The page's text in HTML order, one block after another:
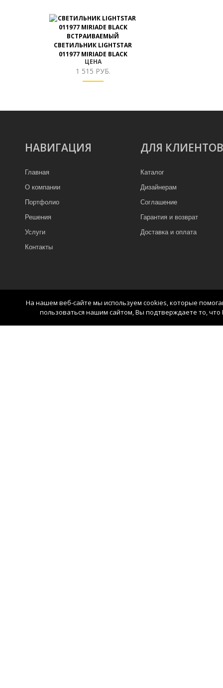
ВСТРАИВАЕМЫЙ
СВЕТИЛЬНИК LIGHTSTAR
011977 MIRIADE BLACK
ЦЕНА
1 515 РУБ.
НАВИГАЦИЯ
Главная
О компании
Портфолио
Решения
Услуги
Контакты
ДЛЯ КЛИЕНТОВ
Каталог
Дизайнерам
Соглашение
Гарантия и возврат
Доставка и оплата
На нашем веб-сайте мы используем cookies, которые
пользоваться нашим сайтом, Вы подтверждаете то,